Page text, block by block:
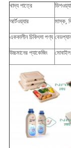
খাদ্য পাত্রে
আর্টওয়্যার মাস্ক,
এককালীন চিকিৎসা পণ্য
উচ্চমানের প্যাকেজিং